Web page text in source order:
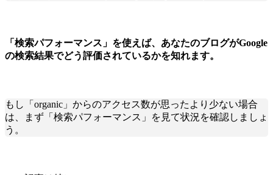
「検索パフォーマンス」を使えば、あなたのブログがGoogle
の検索結果でどう評価されているかを知れます。
もし「organic」からのアクセス数が思ったより少ない場合
は、まず「検索パフォーマンス」を見て状況を確認しましょ
う。